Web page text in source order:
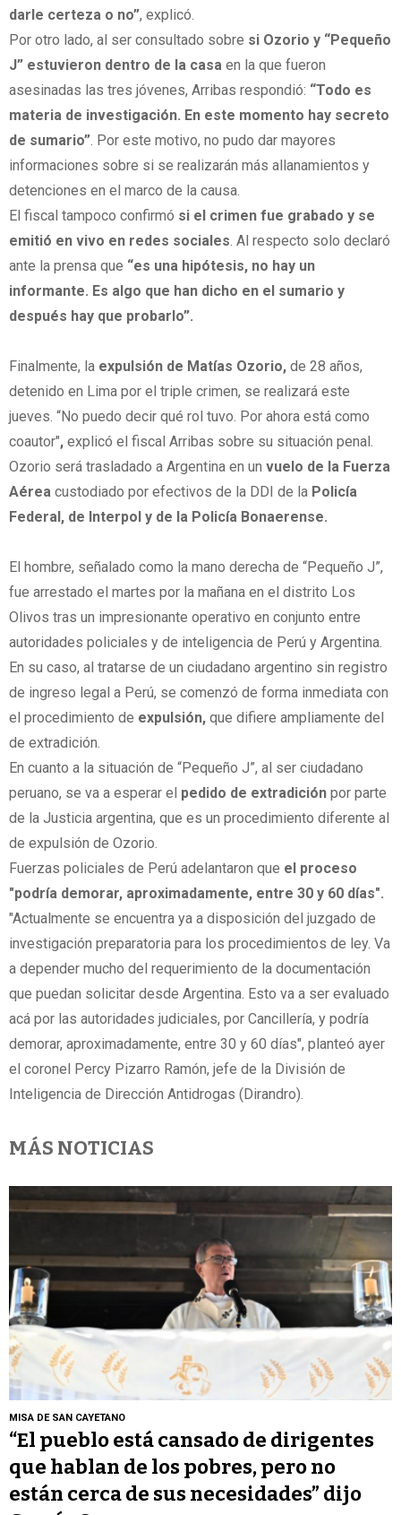
darle certeza o no”, explicó.
Por otro lado, al ser consultado sobre si Ozorio y “Pequeño
J” estuvieron dentro de la casa en la que fueron
asesinadas las tres jóvenes, Arribas respondió: “Todo es
materia de investigación. En este momento hay secreto
de sumario”. Por este motivo, no pudo dar mayores
informaciones sobre si se realizarán más allanamientos y
detenciones en el marco de la causa.
El fiscal tampoco confirmó si el crimen fue grabado y se
emitió en vivo en redes sociales. Al respecto solo declaró
ante la prensa que “es una hipótesis, no hay un
informante. Es algo que han dicho en el sumario y
después hay que probarlo”.
Finalmente, la expulsión de Matías Ozorio, de 28 años,
detenido en Lima por el triple crimen, se realizará este
jueves. “No puedo decir qué rol tuvo. Por ahora está como
coautor", explicó el fiscal Arribas sobre su situación penal.
Ozorio será trasladado a Argentina en un vuelo de la Fuerza
Aérea custodiado por efectivos de la DDI de la Policía
Federal, de Interpol y de la Policía Bonaerense.
El hombre, señalado como la mano derecha de “Pequeño J”,
fue arrestado el martes por la mañana en el distrito Los
Olivos tras un impresionante operativo en conjunto entre
autoridades policiales y de inteligencia de Perú y Argentina.
En su caso, al tratarse de un ciudadano argentino sin registro
de ingreso legal a Perú, se comenzó de forma inmediata con
el procedimiento de expulsión, que difiere ampliamente del
de extradición.
En cuanto a la situación de “Pequeño J”, al ser ciudadano
peruano, se va a esperar el pedido de extradición por parte
de la Justicia argentina, que es un procedimiento diferente al
de expulsión de Ozorio.
Fuerzas policiales de Perú adelantaron que el proceso
"podría demorar, aproximadamente, entre 30 y 60 días".
"Actualmente se encuentra ya a disposición del juzgado de
investigación preparatoria para los procedimientos de ley. Va
a depender mucho del requerimiento de la documentación
que puedan solicitar desde Argentina. Esto va a ser evaluado
acá por las autoridades judiciales, por Cancillería, y podría
demorar, aproximadamente, entre 30 y 60 días", planteó ayer
el coronel Percy Pizarro Ramón, jefe de la División de
Inteligencia de Dirección Antidrogas (Dirandro).
MÁS NOTICIAS
MISA DE SAN CAYETANO
“El pueblo está cansado de dirigentes
que hablan de los pobres, pero no
están cerca de sus necesidades” dijo